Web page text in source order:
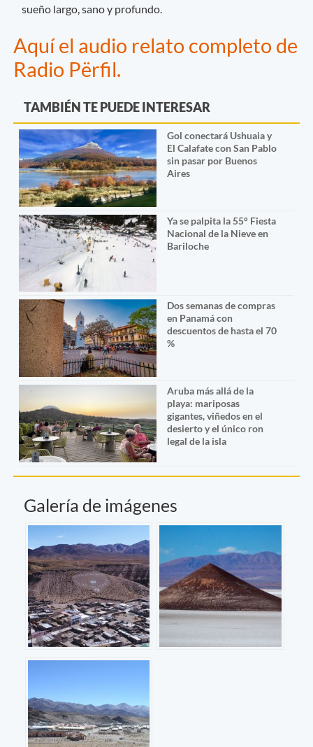
sueño largo, sano y profundo.
Aquí el audio relato completo de
Radio Përfil.
TAMBIÉN TE PUEDE INTERESAR
Gol conectará Ushuaia y
El Calafate con San Pablo
sin pasar por Buenos
Aires
Ya se palpita la 55° Fiesta
Nacional de la Nieve en
Bariloche
Dos semanas de compras
en Panamá con
descuentos de hasta el 70
%
Aruba más allá de la
playa: mariposas
gigantes, viñedos en el
desierto y el único ron
legal de la isla
Galería de imágenes